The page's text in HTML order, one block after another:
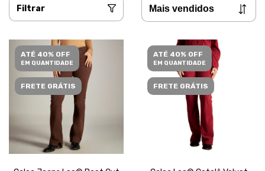
Filtrar
ATÉ 40% OFF
EM QUANTIDADE
FRETE GRÁTIS
ATÉ 40% OFF
EM QUANTIDADE
FRETE GRÁTIS